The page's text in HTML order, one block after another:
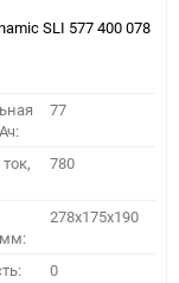
SLI 577 400 078
77
780
278x175x190
0